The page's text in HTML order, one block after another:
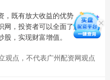
，既有放大收益的优势，也有
网，投资者可以全面了解股票
，实现财富增值。
观点，不代表广州配资网观点